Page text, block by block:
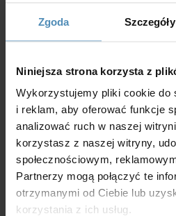
Zgoda Szczegóły
Niniejsza strona korzysta z
Wykorzystujemy pliki cookie do
i reklam, aby oferować funkcje
analizować ruch w naszej
korzystasz z naszej witryny,
społecznościowym,
Partnerzy mogą połączyć te
otrzymanymi od Ciebie lub
korzystania z ich usług.
Obudowa wykonana z
powłoką polimerową z
izolacji cieplnej i akustycznej
BY-PASS
Centrale są wyposażone w
chłodzenia w okresie letnim